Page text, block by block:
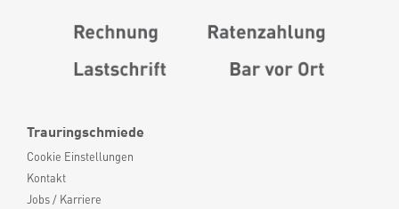
Trauringschmiede
Cookie Einstellungen
Kontakt
Jobs / Karriere